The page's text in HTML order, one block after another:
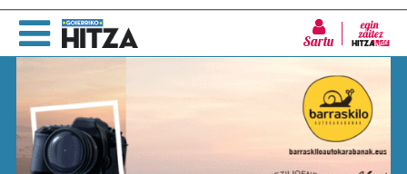
Sartu